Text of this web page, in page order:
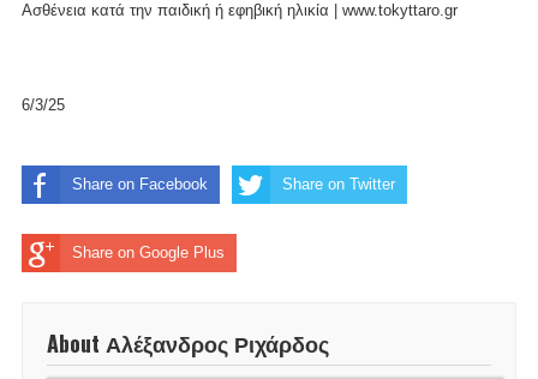
Ασθένεια κατά την παιδική ή εφηβική ηλικία | www.tokyttaro.gr
6/3/25
Share on Facebook Share on Twitter
Share on Google Plus
About Αλέξανδρος Ριχάρδος